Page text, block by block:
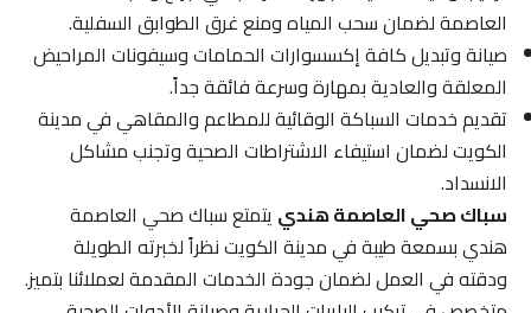
العاصمة لضمان سحب المياه ومنع غرق الطوابق السفلية.
صيانة وتبديل كافة إكسسوارات الحمامات وسيفونات المراحيض
المعلقة والعادية بمهارة وسرعة فائقة جداً.
تقديم خدمات السباكة الوقائية للمطاعم والمقاهي في مدينة
الكويت لضمان استيفاء الاشتراطات الصحية وتجنب مشاكل
الانسداد.
سباك صحي العاصمة هندييتمتع سباك صحي العاصمة
هندي بسمعة طيبة في مدينة الكويت نظراً لخبرته الطويلة
ودقته في العمل لضمان جودة الخدمات المقدمة لعملائنا بتميز.